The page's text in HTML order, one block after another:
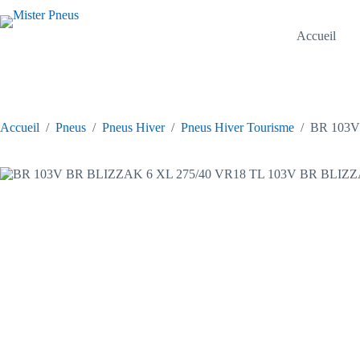
au
Accueil
Accueil / Pneus / Pneus Hiver / Pneus Hiver Tourisme / BR